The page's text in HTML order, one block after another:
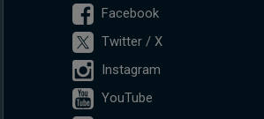
Facebook
Twitter / X
Instagram
YouTube